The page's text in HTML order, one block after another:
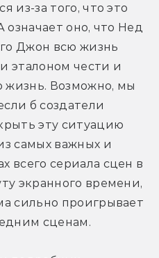
из-за того, что это
означает оно, что Нед
Джон всю жизнь
эталоном чести и
жизнь. Возможно, мы
б создатели
эту ситуацию
самых важных и
всего сериала сцен в
экранного времени,
сильно проигрывает
сценам.